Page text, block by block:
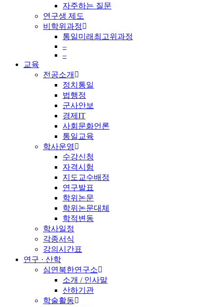
자주하는 질문
연구생 제도
비학위과정
통일미래최고위과정
–
–
교육
전공소개
정치통일
법행정
군사안보
경제IT
사회문화언론
통일교육
학사운영
수강신청
자격시험
지도교수배정
연구발표
학위논문
학위논문대체
학적변동
학사일정
각종서식
강의시간표
연구 · 산학
심연북한연구소
소개 / 인사말
산하기관
학술활동